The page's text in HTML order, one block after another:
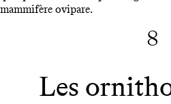
mammifère ovipare.
8
Les